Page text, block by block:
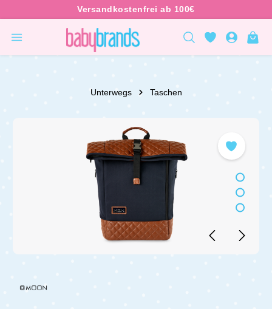
Unterwegs Taschen